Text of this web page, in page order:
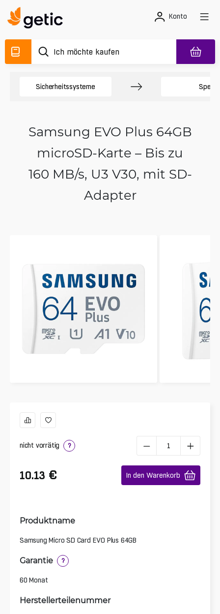
Konto
Sicherheitssysteme
Samsung EVO Plus 64GB
microSD-Karte – Bis zu
160 MB/s, U3 V30, mit SD-
Adapter
nicht vorrätig ?
10.13 € In den Warenkorb
Produktname
Samsung Micro SD Card EVO Plus 64GB
Garantie ?
60 Monat
Herstellerteilenummer